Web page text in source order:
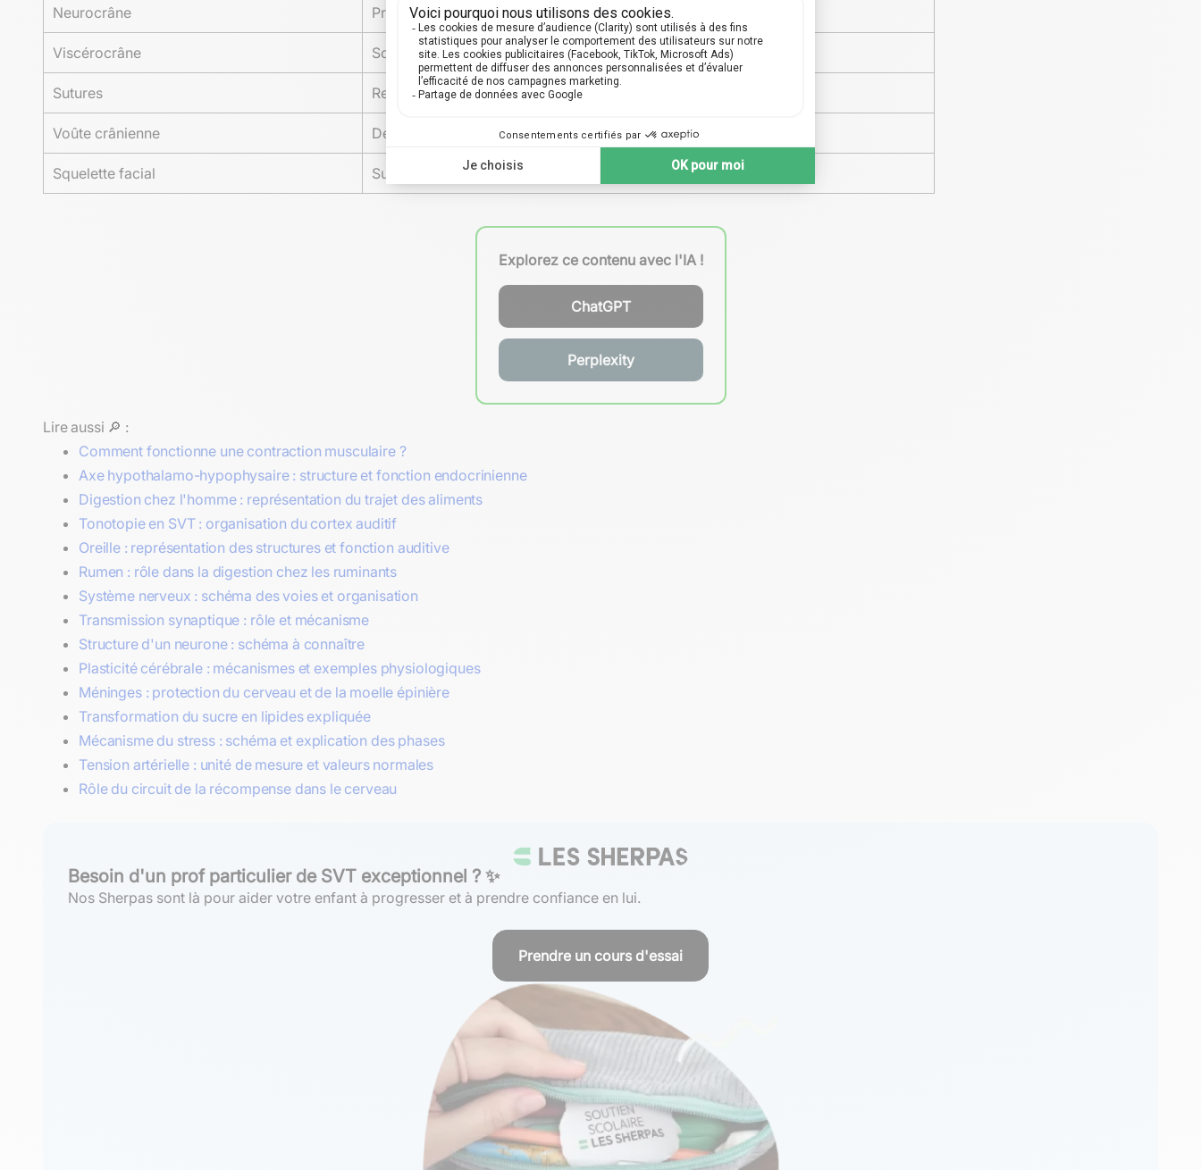
Neurocrâne
Protection de l'encéphale
Viscérocrâne Soutien des organes sensoriels
Sutures Relier et stabiliser les os
Voûte crânienne Dévier les impacts physiques
Squelette facial Support et définition du visage
Explorez ce contenu avec l'IA !
ChatGPT
Perplexity
Lire aussi 🔎 :
Comment fonctionne une contraction musculaire ?
Axe hypothalamo-hypophysaire : structure et fonction endocrinienne
Digestion chez l'homme : représentation du trajet des aliments
Tonotopie en SVT : organisation du cortex auditif
Oreille : représentation des structures et fonction auditive
Rumen : rôle dans la digestion chez les ruminants
Système nerveux : schéma des voies et organisation
Transmission synaptique : rôle et mécanisme
Structure d'un neurone : schéma à connaître
Plasticité cérébrale : mécanismes et exemples physiologiques
Méninges : protection du cerveau et de la moelle épinière
Transformation du sucre en lipides expliquée
Mécanisme du stress : schéma et explication des phases
Tension artérielle : unité de mesure et valeurs normales
Rôle du circuit de la récompense dans le cerveau
Besoin d'un prof particulier de SVT exceptionnel ? ✨
Nos Sherpas sont là pour aider votre enfant à progresser et à prendre confiance en lui.
Prendre un cours d'essai